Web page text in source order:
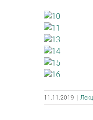
11.11.2019